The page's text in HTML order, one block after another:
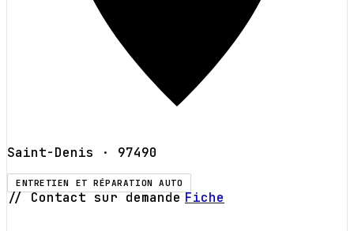
Saint-Denis · 97490
ENTRETIEN ET RÉPARATION AUTO
// Contact sur demande Fiche